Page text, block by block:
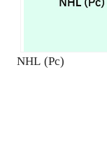
NHL (Pc)